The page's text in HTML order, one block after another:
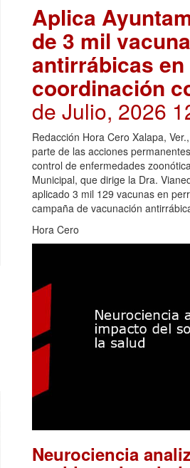
Aplica
de 3 mil
antirrábicas en
coordinación
de Julio, 2026
Redacción Hora Cero Xalapa,
parte de las acciones
control de enfermedades
Municipal, que dirige la Dra.
aplicado 3 mil 129 vacunas en
campaña de vacunación
Hora Cero
Neurociencia